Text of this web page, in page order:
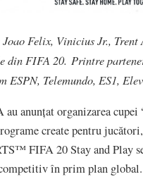
Felix, Vinicius Jr.,
din FIFA 20. Printre
ESPN, Telemundo, ES1,
au anunțat organizarea
create pentru
FIFA 20 Stay and Play
în prim plan global.